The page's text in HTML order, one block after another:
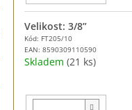
Kód: FT205/10
EAN: 8590309110590
Velikost: 3/8”
Skladem (21 ks)